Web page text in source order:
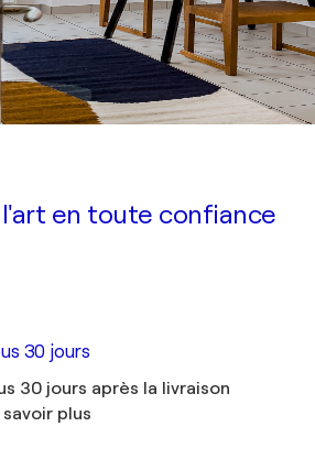
en toute confiance
30 jours
30 jours après la livraison
savoir plus